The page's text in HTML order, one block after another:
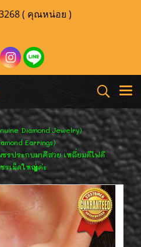
( คุณหน่อย )
Diamond Jewelry)
Earrings)
ชรประกบมาคีสวย เหลี่ยมดีไฟดี
รเม็ดใหญ่่ค่ะ